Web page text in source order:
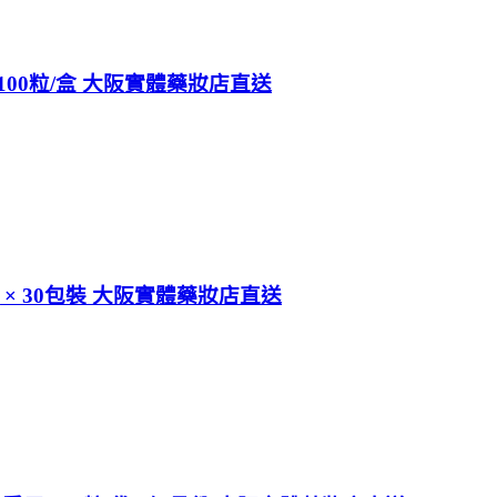
粒/盒 大阪實體藥妝店直送
30包裝 大阪實體藥妝店直送